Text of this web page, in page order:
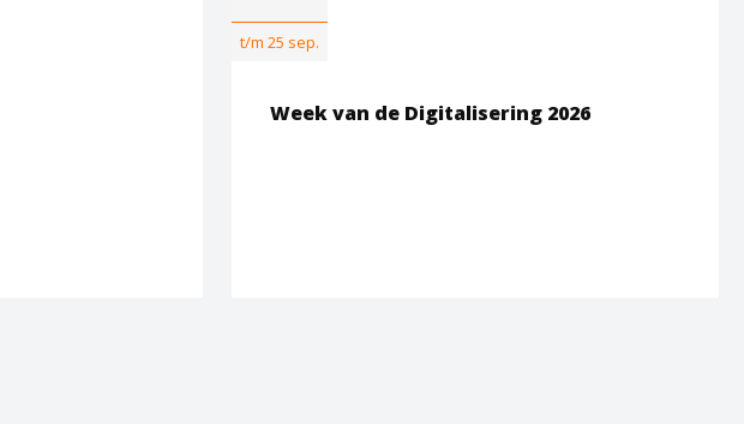
t/m 25 sep.
Week van de Digitalisering 2026